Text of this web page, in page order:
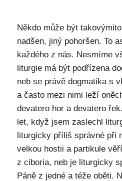
Někdo může být
nadšen, jiný pohoršen. To
každého z nás. Nesmíme
liturgie má být podřízena
neb se právě dogmatika s
a často mezi nimi leží
devatero hor a devatero
let, když jsem zaslechl
liturgicky příliš správné při
velkou hostii a partikule
z ciboria, neb je liturgicky
Páně z jedné a téže oběti.